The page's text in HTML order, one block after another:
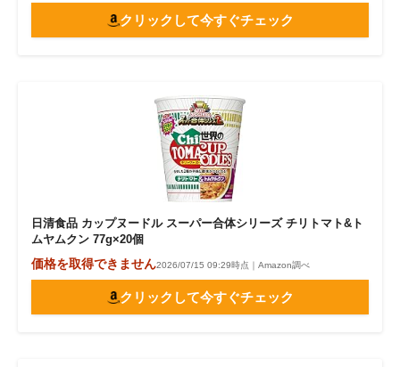
クリックして今すぐチェック
日清食品 カップヌードル スーパー合体シリーズ チリトマト&ト
ムヤムクン 77g×20個
価格を取得できません2026/07/15 09:29時点｜Amazon調べ
クリックして今すぐチェック